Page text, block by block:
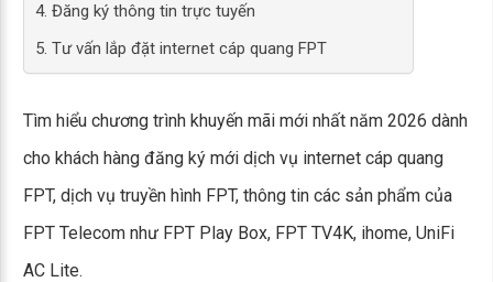
4. Đăng ký thông tin trực tuyến
5. Tư vấn lắp đặt internet cáp quang FPT
Tìm hiểu chương trình khuyến mãi mới nhất năm 2026 dành
cho khách hàng đăng ký mới dịch vụ internet cáp quang
FPT, dịch vụ truyền hình FPT, thông tin các sản phẩm của
FPT Telecom như FPT Play Box, FPT TV4K, ihome, UniFi
AC Lite.